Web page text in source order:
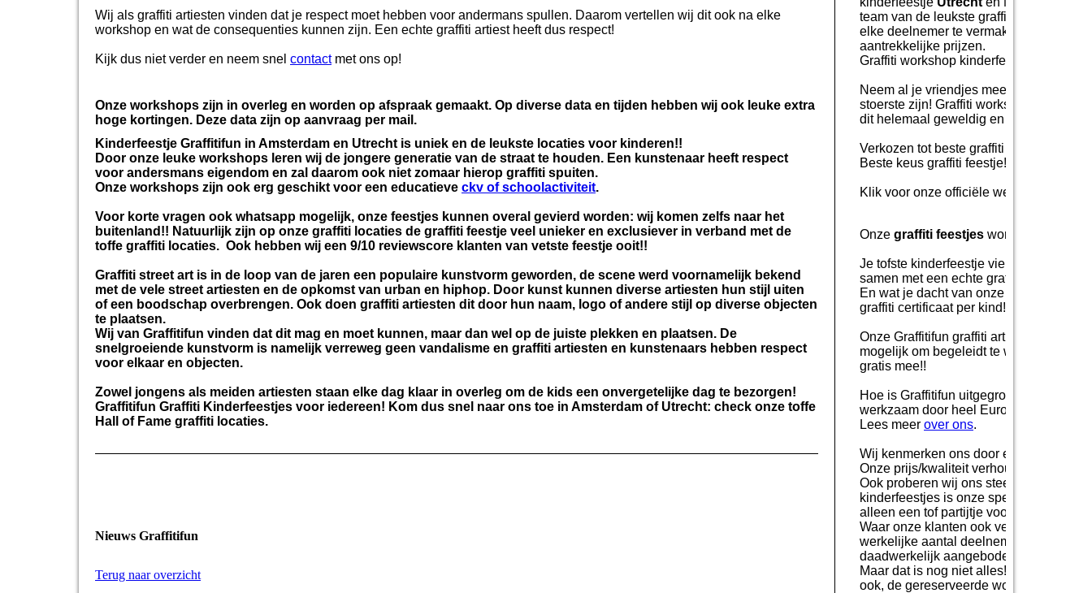
Wij als graffiti artiesten vinden dat je respect moet hebben voor andermans spullen. Daarom vertellen wij dit ook na elke
workshop en wat de consequenties kunnen zijn. Een echte graffiti artiest heeft dus respect!
Kijk dus niet verder en neem snel contactmet ons op!
Onze workshops zijn in overleg en worden op afspraak gemaakt. Op diverse data en tijden hebben wij ook leuke extra
hoge kortingen. Deze data zijn op aanvraag per mail.
Kinderfeestje Graffitifun in Amsterdam en Utrecht is uniek en de leukste locaties voor kinderen!!
Door onze leuke workshops leren wij de jongere generatie van de straat te houden. Een kunstenaar heeft respect
voor andersmans eigendom en zal daarom ook niet zomaar hierop graffiti spuiten.
Onze workshops zijn ook erg geschikt voor een educatieve ckv of schoolactiviteit.
Voor korte vragen ook whatsapp mogelijk, onze feestjes kunnen overal gevierd worden: wij komen zelfs naar het
buitenland!! Natuurlijk zijn op onze graffiti locaties de graffiti feestje veel unieker en exclusiever in verband met de
toffe graffiti locaties. Ook hebben wij een 9/10 reviewscore klanten van vetste feestje ooit!!
Graffiti street art is in de loop van de jaren een populaire kunstvorm geworden, de scene werd voornamelijk bekend
met de vele street artiesten en de opkomst van urban en hiphop. Door kunst kunnen diverse artiesten hun stijl uiten
of een boodschap overbrengen. Ook doen graffiti artiesten dit door hun naam, logo of andere stijl op diverse objecten
te plaatsen.
Wij van Graffitifun vinden dat dit mag en moet kunnen, maar dan wel op de juiste plekken en plaatsen. De
snelgroeiende kunstvorm is namelijk verreweg geen vandalisme en graffiti artiesten en kunstenaars hebben respect
voor elkaar en objecten.
Zowel jongens als meiden artiesten staan elke dag klaar in overleg om de kids een onvergetelijke dag te bezorgen!
Graffitifun Graffiti Kinderfeestjes voor iedereen! Kom dus snel naar ons toe in Amsterdam of Utrecht: check onze toffe
Hall of Fame graffiti locaties.
Nieuws Graffitifun
Terug naar overzicht
team van de leukste graffiti artiesten,
elke deelnemer te vermaken met onze
aantrekkelijke prijzen.
Graffiti workshop kinderfeestje!
Neem al je vriendjes mee voor deze
stoerste zijn! Graffiti workshops
dit helemaal geweldig en krijgen hun
Verkozen tot beste graffiti workshop
Beste keus graffiti feestje! Wij zijn zelfs
Klik voor onze officiële websites van
Onze graffiti feestjes worden vaak
Je tofste kinderfeestje vier je bij ons in
samen met een echte graffiti leraar je
En wat je dacht van onze afsluiter?
graffiti certificaat per kind!!
Onze Graffitifun graffiti artiesten is een
mogelijk om begeleidt te worden door
gratis mee!!
Hoe is Graffitifun uitgegroeid tot een
werkzaam door heel Europa en
Lees meer over ons.
Wij kenmerken ons door een
Onze prijs/kwaliteit verhouding ligt
Ook proberen wij ons steeds te
kinderfeestjes is onze specialiteit,
alleen een tof partijtje voor iedereen,
Waar onze klanten ook veel waarde
werkelijke aantal deelnemers. Dit geeft
daadwerkelijk aangeboden wordt.
Maar dat is nog niet alles! Ons team
ook, de gereserveerde workshop gaan